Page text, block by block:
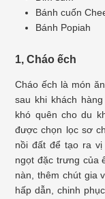
Bánh cuốn
Bánh Popiah
1, Cháo ếch
Cháo ếch là món
sau khi khách
khó quên cho du
được chọn lọc sơ
nồi đất để tạo ra
ngọt đặc trưng của
nàn, thêm chút gia
hấp dẫn, chinh